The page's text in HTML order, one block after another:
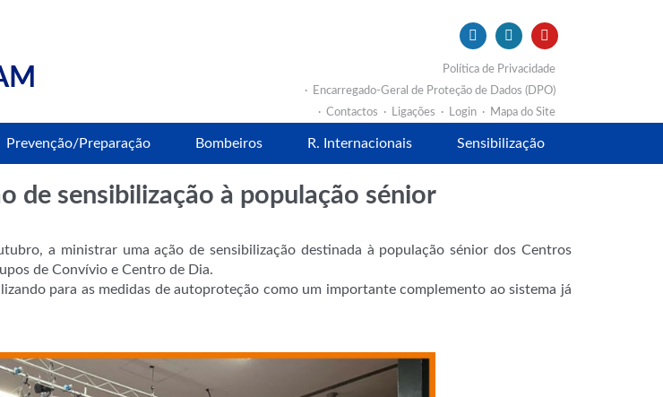
Política de Privacidade
Encarregado-Geral de Proteção de Dados (DPO)
Contactos
Ligações Login Mapa do Site
Prevenção/Preparação Bombeiros R. Internacionais Sensibilização
de sensibilização à população sénior
a ministrar uma ação de sensibilização destinada à população sénior dos Centros
de Convívio e Centro de Dia.
para as medidas de autoproteção como um importante complemento ao sistema já